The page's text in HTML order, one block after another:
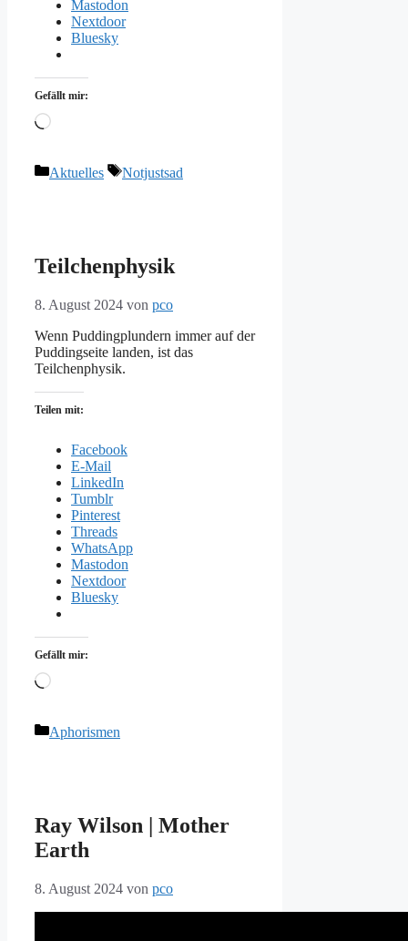
Mastodon
Nextdoor
Bluesky
Gefällt mir:
Wird
Kategorien
Aktuelles Schlagwörter
Notjustsad
Teilchenphysik
8. August 2024 von pco
Wenn Puddingplundern immer auf der
Puddingseite landen, ist das
Teilchenphysik.
Teilen mit:
Facebook
E-Mail
LinkedIn
Tumblr
Pinterest
Threads
WhatsApp
Mastodon
Nextdoor
Bluesky
Gefällt mir:
Wird
Kategorien
Aphorismen
Ray Wilson | Mother
Earth
8. August 2024 von pco